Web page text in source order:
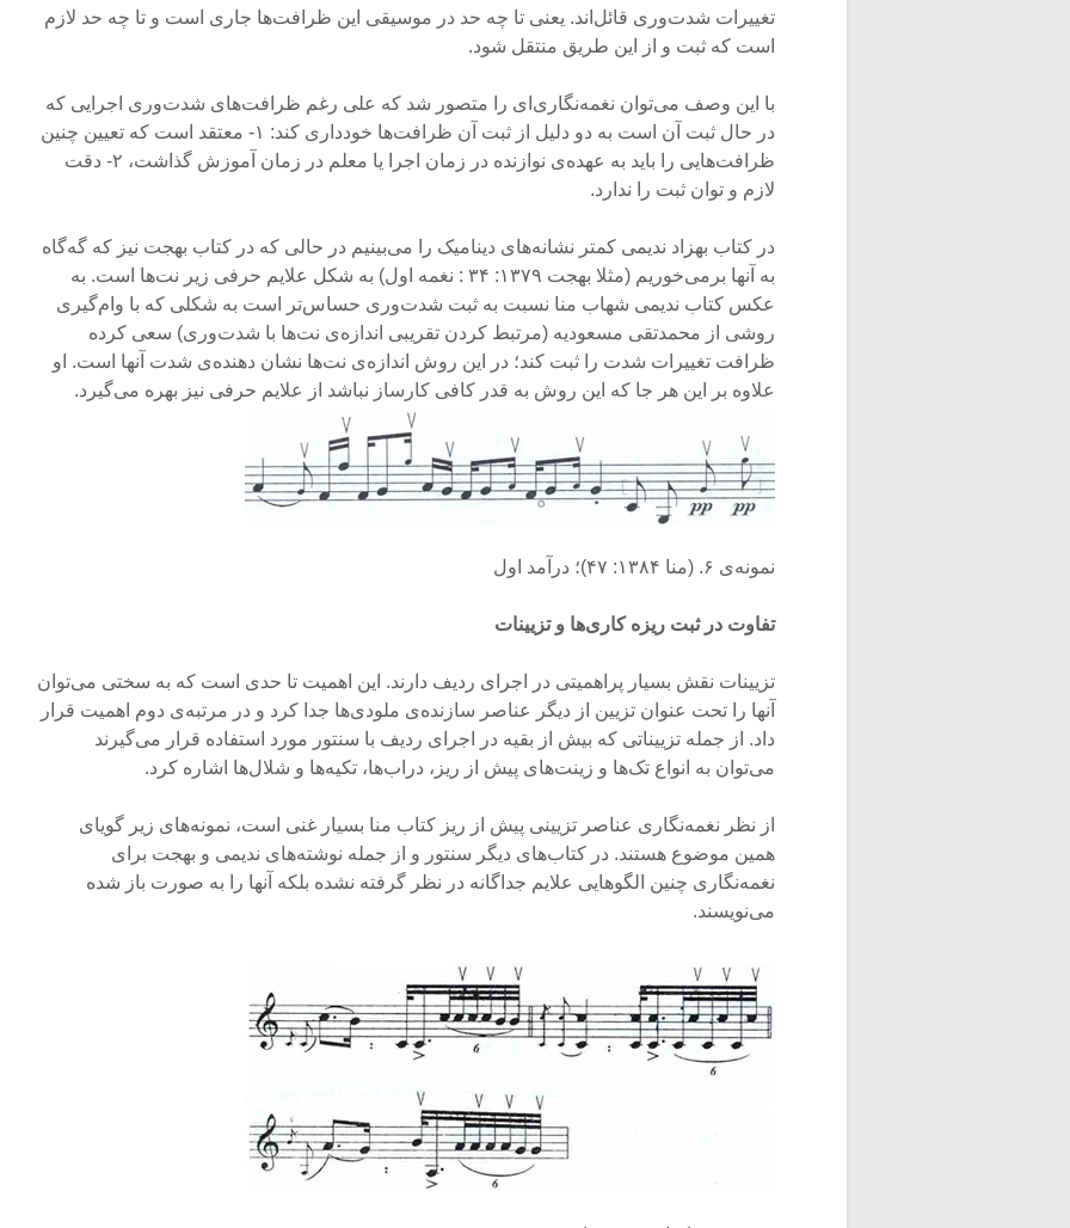
تغییرات شدت‌وری قائل‌اند. یعنی تا چه حد در موسیقی این ظرافت‌ها جاری است و تا چه حد لازم
است که ثبت و از این طریق منتقل شود.
با این وصف می‌توان نغمه‌نگاری‌ای را متصور شد که علی رغم ظرافت‌های شدت‌وری اجرایی که
در حال ثبت آن است به دو دلیل از ثبت آن ظرافت‌ها خودداری کند: ۱- معتقد است که تعیین چنین
ظرافت‌هایی را باید به عهده‌ی نوازنده در زمان اجرا یا معلم در زمان آموزش گذاشت، ۲- دقت
لازم و توان ثبت را ندارد.
در کتاب بهزاد ندیمی کمتر نشانه‌های دینامیک را می‌بینیم در حالی که در کتاب بهجت نیز که گه‌گاه
به آنها بر‌می‌خوریم (مثلا بهجت ۱۳۷۹: ۳۴ : نغمه اول) به شکل علایم حرفی زیر نت‌ها است.‌ به
عکس کتاب ندیمی شهاب منا نسبت به ثبت شدت‌وری حساس‌تر است به شکلی که با وام‌گیری
روشی از محمدتقی مسعودیه (مرتبط کردن تقریبی اندازه‌ی نت‌ها با شدت‌وری) سعی کرده
ظرافت تغییرات شدت را ثبت کند؛ در این روش اندازه‌ی نت‌ها نشان دهنده‌ی شدت آنها است. او
علاوه بر این هر جا که این روش به قدر کافی کارساز نباشد از علایم حرفی نیز بهره می‌گیرد.
نمونه‌ی ۶. (منا ۱۳۸۴: ۴۷)؛ درآمد اول
تفاوت در ثبت ریزه کاری‌ها و تزیینات
تزیینات نقش بسیار پراهمیتی در اجرای ردیف دارند. این اهمیت تا حدی است که به سختی می‌توان
آنها را تحت عنوان تزیین از دیگر عناصر سازنده‌ی ملودی‌ها جدا کرد و در مرتبه‌ی دوم اهمیت قرار
داد. از جمله تزییناتی که بیش از بقیه در اجرای ردیف با سنتور مورد استفاده قرار می‌گیرند
می‌توان به انواع تک‌ها و زینت‌های پیش از ریز، دراب‌ها، تکیه‌ها و شلال‌ها اشاره کرد.
از نظر نغمه‌نگاری عناصر تزیینی پیش از ریز کتاب منا بسیار غنی است، نمونه‌های زیر گویای
همین موضوع هستند. در کتاب‌های دیگر سنتور و از جمله نوشته‌های ندیمی و بهجت برای
نغمه‌نگاری چنین الگوهایی علایم جداگانه در نظر گرفته نشده بلکه آنها را به صورت باز شده
می‌نویسند.